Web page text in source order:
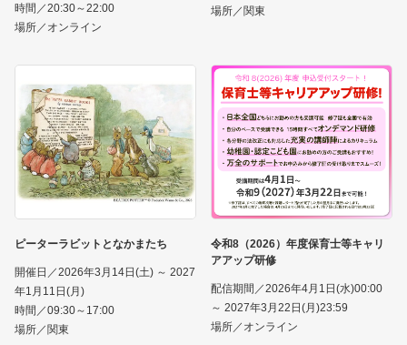
時間／20:30～22:00
場所／オンライン
場所／関東
ピーターラビットとなかまたち
開催日／2026年3月14日(土) ～ 2027
年1月11日(月)
時間／09:30～17:00
場所／関東
令和8（2026）年度保育士等キャリ
アアップ研修
配信期間／2026年4月1日(水)00:00
～ 2027年3月22日(月)23:59
場所／オンライン